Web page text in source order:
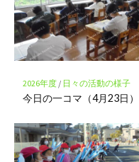
2026年度/ 日々の活動の様子
今日の一コマ（4月23日）